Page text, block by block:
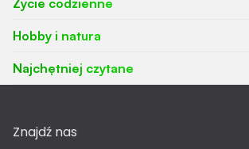
Życie codzienne
Hobby i natura
Najchętniej czytane
Znajdź nas